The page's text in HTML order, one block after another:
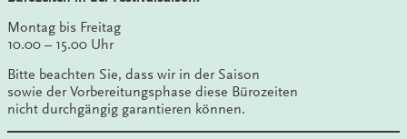
Montag bis Freitag
10.00 – 15.00 Uhr
Bitte beachten Sie, dass wir in der Saison
sowie der Vorbereitungsphase diese Bürozeiten
nicht durchgängig garantieren können.